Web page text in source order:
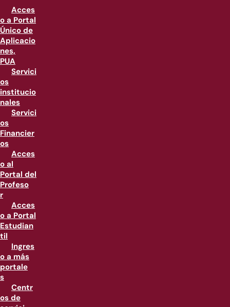
Acces
o a Portal
Único de
Aplicacio
nes,
PUA
Servici
os
institucio
nales
Servici
os
Financier
os
Acces
o al
Portal del
Profeso
r
Acces
o a Portal
Estudian
til
Ingres
o a más
portale
s
Centr
os de